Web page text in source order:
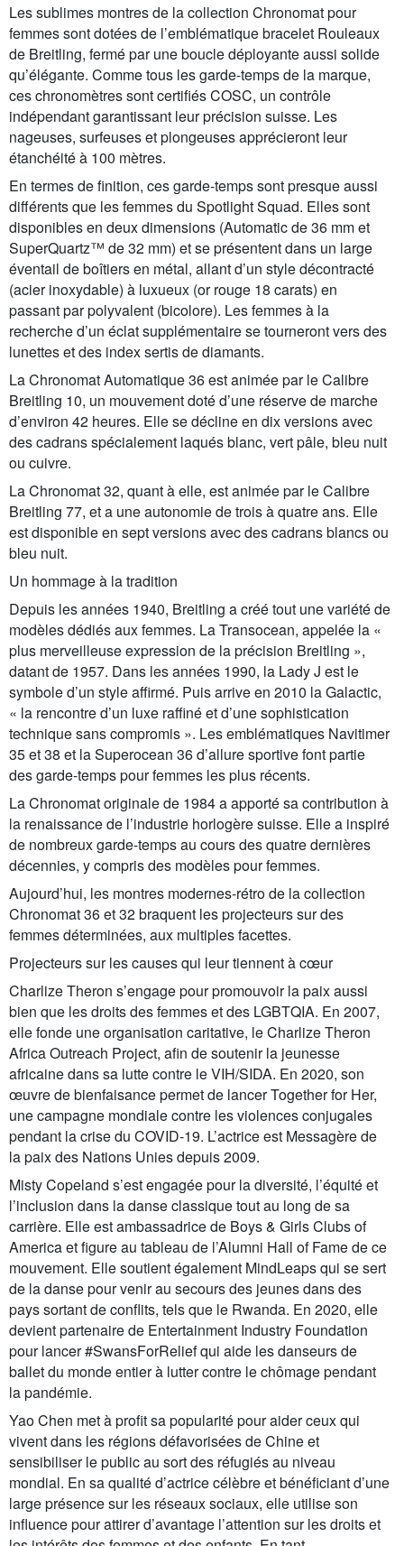
Les sublimes montres de la collection Chronomat pour
femmes sont dotées de l’emblématique bracelet Rouleaux
de Breitling, fermé par une boucle déployante aussi solide
qu’élégante. Comme tous les garde-temps de la marque,
ces chronomètres sont certifiés COSC, un contrôle
indépendant garantissant leur précision suisse. Les
nageuses, surfeuses et plongeuses apprécieront leur
étanchéité à 100 mètres.
En termes de finition, ces garde-temps sont presque aussi
différents que les femmes du Spotlight Squad. Elles sont
disponibles en deux dimensions (Automatic de 36 mm et
SuperQuartz™ de 32 mm) et se présentent dans un large
éventail de boîtiers en métal, allant d’un style décontracté
(acier inoxydable) à luxueux (or rouge 18 carats) en
passant par polyvalent (bicolore). Les femmes à la
recherche d’un éclat supplémentaire se tourneront vers des
lunettes et des index sertis de diamants.
La Chronomat Automatique 36 est animée par le Calibre
Breitling 10, un mouvement doté d’une réserve de marche
d’environ 42 heures. Elle se décline en dix versions avec
des cadrans spécialement laqués blanc, vert pâle, bleu nuit
ou cuivre.
La Chronomat 32, quant à elle, est animée par le Calibre
Breitling 77, et a une autonomie de trois à quatre ans. Elle
est disponible en sept versions avec des cadrans blancs ou
bleu nuit.
Un hommage à la tradition
Depuis les années 1940, Breitling a créé tout une variété de
modèles dédiés aux femmes. La Transocean, appelée la «
plus merveilleuse expression de la précision Breitling »,
datant de 1957. Dans les années 1990, la Lady J est le
symbole d’un style affirmé. Puis arrive en 2010 la Galactic,
« la rencontre d’un luxe raffiné et d’une sophistication
technique sans compromis ». Les emblématiques Navitimer
35 et 38 et la Superocean 36 d’allure sportive font partie
des garde-temps pour femmes les plus récents.
La Chronomat originale de 1984 a apporté sa contribution à
la renaissance de l’industrie horlogère suisse. Elle a inspiré
de nombreux garde-temps au cours des quatre dernières
décennies, y compris des modèles pour femmes.
Aujourd’hui, les montres modernes-rétro de la collection
Chronomat 36 et 32 braquent les projecteurs sur des
femmes déterminées, aux multiples facettes.
Projecteurs sur les causes qui leur tiennent à cœur
Charlize Theron s’engage pour promouvoir la paix aussi
bien que les droits des femmes et des LGBTQIA. En 2007,
elle fonde une organisation caritative, le Charlize Theron
Africa Outreach Project, afin de soutenir la jeunesse
africaine dans sa lutte contre le VIH/SIDA. En 2020, son
œuvre de bienfaisance permet de lancer Together for Her,
une campagne mondiale contre les violences conjugales
pendant la crise du COVID-19. L’actrice est Messagère de
la paix des Nations Unies depuis 2009.
Misty Copeland s’est engagée pour la diversité, l’équité et
l’inclusion dans la danse classique tout au long de sa
carrière. Elle est ambassadrice de Boys & Girls Clubs of
America et figure au tableau de l’Alumni Hall of Fame de ce
mouvement. Elle soutient également MindLeaps qui se sert
de la danse pour venir au secours des jeunes dans des
pays sortant de conflits, tels que le Rwanda. En 2020, elle
devient partenaire de Entertainment Industry Foundation
pour lancer #SwansForRelief qui aide les danseurs de
ballet du monde entier à lutter contre le chômage pendant
la pandémie.
Yao Chen met à profit sa popularité pour aider ceux qui
vivent dans les régions défavorisées de Chine et
sensibiliser le public au sort des réfugiés au niveau
mondial. En sa qualité d’actrice célèbre et bénéficiant d’une
large présence sur les réseaux sociaux, elle utilise son
influence pour attirer d’avantage l’attention sur les droits et